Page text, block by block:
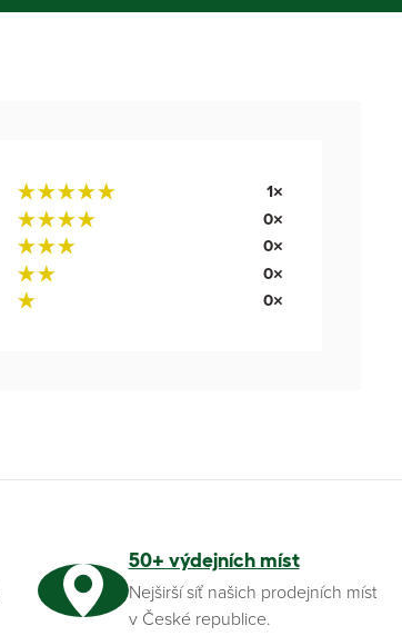
1×
0×
0×
0×
0×
50+ výdejních míst
Nejširší síť našich prodejních míst
v České republice.